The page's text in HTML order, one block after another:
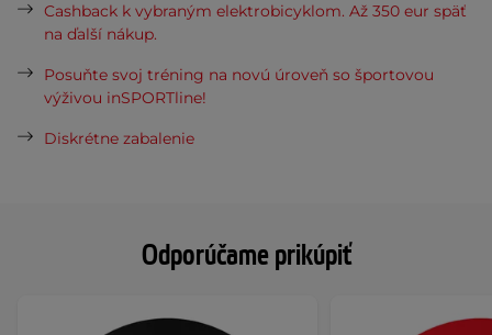
Odporúčame prikúpiť
Cashback k vybraným elektrobicyklom. Až 350 eur späť
na ďalší nákup.
Posuňte svoj tréning na novú úroveň so športovou
výživou inSPORTline!
Diskrétne zabalenie